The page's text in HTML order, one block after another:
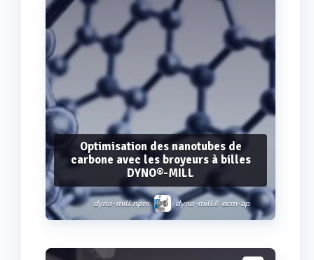
Optimisation des nanotubes de
carbone avec les broyeurs à billes
DYNO®-MILL
dyno-mill npm dyno-mill® ecm-ap